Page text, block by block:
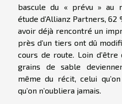
bascule du « prévu » au
étude d’Allianz Partners, 62
avoir déjà rencontré un
près d’un tiers ont dû
cours de route. Loin
grains de sable
même du récit, celui
qu’on n’oubliera jamais.